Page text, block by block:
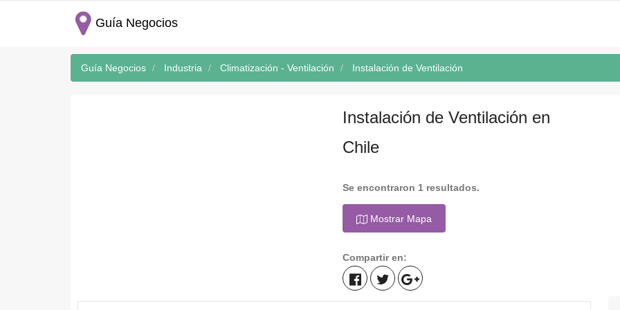
Guía Negocios
Guía Negocios Industria Climatización - Ventilación Instalación de Ventilación
Instalación de Ventilación en
Chile
Se encontraron 1 resultados.
Mostrar Mapa
Compartir en: